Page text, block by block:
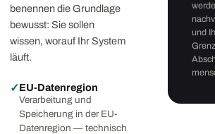
benennen die Grundlage
bewusst: Sie sollen
wissen, worauf Ihr System
läuft.
✓EU-Datenregion
Verarbeitung und
Speicherung in der EU-
Datenregion — technisch
und